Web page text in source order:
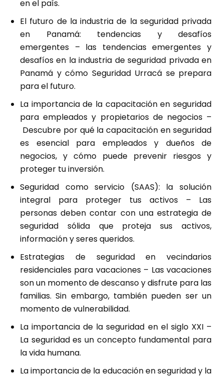
en el país.
El futuro de la industria de la seguridad privada
en Panamá: tendencias y desafíos
emergentes – las tendencias emergentes y
desafíos en la industria de seguridad privada en
Panamá y cómo Seguridad Urracá se prepara
para el futuro.
La importancia de la capacitación en seguridad
para empleados y propietarios de negocios–
Descubre por qué la capacitación en seguridad
es esencial para empleados y dueños de
negocios, y cómo puede prevenir riesgos y
proteger tu inversión.
Seguridad como servicio (SAAS): la solución
integral para proteger tus activos – Las
personas deben contar con una estrategia de
seguridad sólida que proteja sus activos,
información y seres queridos.
Estrategias de seguridad en vecindarios
residenciales para vacaciones– Las vacaciones
son un momento de descanso y disfrute para las
familias. Sin embargo, también pueden ser un
momento de vulnerabilidad.
La importancia de la seguridad en el siglo XXI–
La seguridad es un concepto fundamental para
la vida humana.
La importancia de la educación en seguridad y la